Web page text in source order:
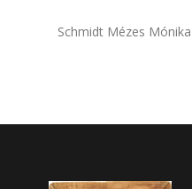
Schmidt Mézes